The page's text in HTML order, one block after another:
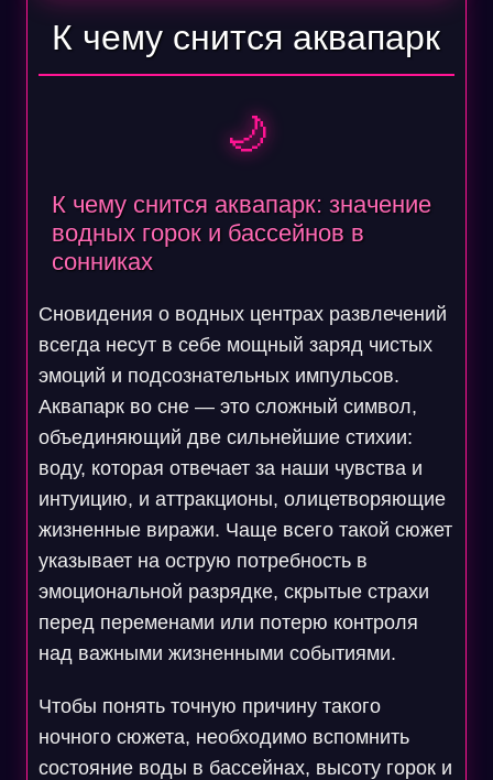
К чему снится аквапарк
🌙
К чему снится аквапарк: значение
водных горок и бассейнов в
сонниках
Сновидения о водных центрах развлечений
всегда несут в себе мощный заряд чистых
эмоций и подсознательных импульсов.
Аквапарк во сне — это сложный символ,
объединяющий две сильнейшие стихии:
воду, которая отвечает за наши чувства и
интуицию, и аттракционы, олицетворяющие
жизненные виражи. Чаще всего такой сюжет
указывает на острую потребность в
эмоциональной разрядке, скрытые страхи
перед переменами или потерю контроля
над важными жизненными событиями.
Чтобы понять точную причину такого
ночного сюжета, необходимо вспомнить
состояние воды в бассейнах, высоту горок и